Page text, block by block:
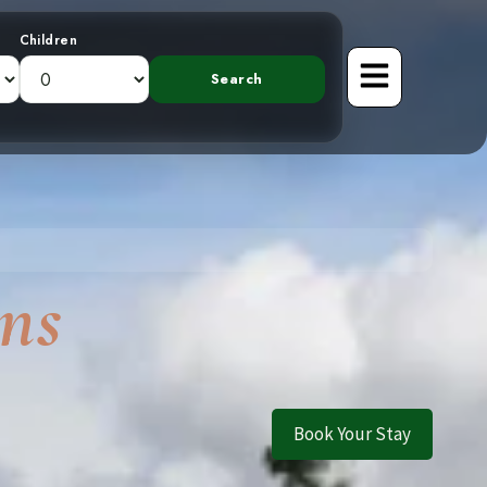
Children
Book Your Stay